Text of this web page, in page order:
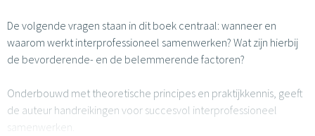
De volgende vragen staan in dit boek centraal: wanneer en
waarom werkt interprofessioneel samenwerken? Wat zijn hierbij
de bevorderende- en de belemmerende factoren?
Onderbouwd met theoretische principes en praktijkkennis, geeft
de auteur handreikingen voor succesvol interprofessioneel
samenwerken.